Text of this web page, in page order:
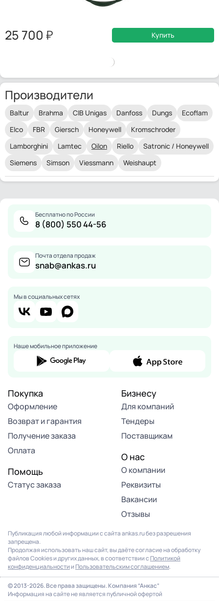
25 700 Купить
Производители
Baltur Brahma CIB Unigas Danfoss Dungs
Ecoflam
Elco
FBR Giersch Honeywell
Kromschroder
Lamborghini
Lamtec Oilon Riello
Satronic / Honeywell
Siemens
Simson Viessmann Weishaupt
Бесплатно по России
8 (800) 550 44-56
Почта отдела продаж
snab@ankas.ru
Мы в социальных сетях
Наше мобильное приложение
Покупка
Оформление
Возврат и гарантия
Получение заказа
Оплата
Помощь
Статус заказа
Бизнесу
Для компаний
Тендеры
Поставщикам
О нас
О компании
Реквизиты
Вакансии
Отзывы
Публикация любой информации с сайта ankas.ru без разрешения
запрещена.
Продолжая использовать наш сайт, вы даёте согласие на обработку
файлов Cookies и других данных, в соответствии с Политикой
конфиденциальности и Пользовательским соглашением.
© 2013-2026. Все права защищены. Компания “Анкас”
Информация на сайте не является публичной офертой